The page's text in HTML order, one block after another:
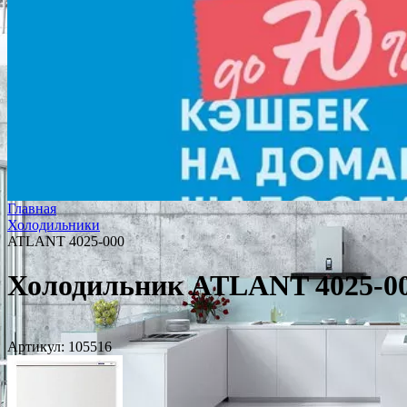
Главная
Холодильники
ATLANT 4025-000
Холодильник ATLANT 4025-
Артикул: 105516